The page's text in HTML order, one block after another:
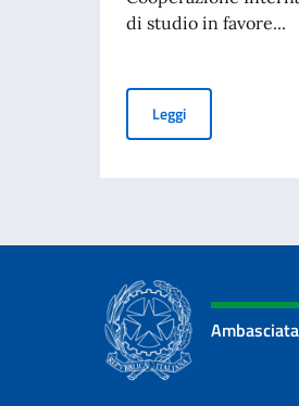
di studio in favore...
LeggiBorse di studio